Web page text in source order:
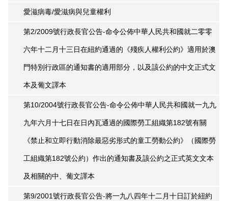
愛滋病毒/愛滋病與兒童權利
第2/2009號行政長官公告-命令公佈中華人民共和國就二零零
六年十二月十三日在紐約通過的《殘疾人權利公約》適用於澳
門特別行政區的通知書的適用部分，以及該公約的中文正式文
本及葡文譯本
第10/2004號行政長官公告-命令公佈中華人民共和國就一九九
九年六月十七日在日內瓦通過的國際勞工組織第182號有關
《禁止和立即行動消除最惡劣形式的童工勞動公約》（國際勞
工組織第182號公約）作出的通知書及該公約之正式英文文本
及相關的中、葡文譯本
第9/2001號行政長官公告-將一九八四年十二月十日訂於紐約